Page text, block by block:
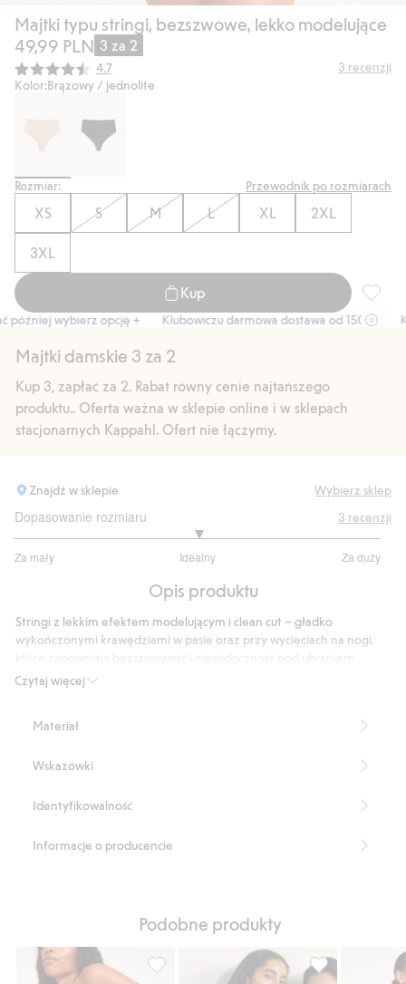
Majtki typu stringi, bezszwowe, lekko modelujące
49,99 PLN 3 za 2
Średnia ocena:
4.7 3 recenzji
Kolor:Brązowy / jednolite
Rozmiar: Przewodnik po rozmiarach
XS S M L XL 2XL
3XL
Kup
Majtki
wybierz opcję + Klubowiczu darmowa dostawa od 150 zł
Majtki damskie 3 za 2
Kup 3, zapłać za 2. Rabat równy cenie najtańszego
produktu.. Oferta ważna w sklepie online i w sklepach
stacjonarnych Kappahl. Ofert nie łączymy.
Znajdź w sklepie Wybierz sklep
Dopasowanie rozmiaru
Za mały Idealny Za duży
na
3
głosów
3 recenzji
Opis produktu
Czytaj więcej
Stringi z lekkim efektem modelującym i clean cut – gładko
wykończonymi krawędziami w pasie oraz przy wycięciach na nogi,
Minimalna widoczność pod ubraniem i przyjemne uczucie na skórze.
Bez szwów
Wysoki stan
Produkt zawiera 52% poliamidu z odzysku
Blended Recycled Polyamide
Materiał
Wskazówki
Identyfikowalność
Informacje o producencie
Podobne produkty